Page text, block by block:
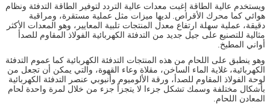
ويستخدم عالية الطاقة إغبت معدات عالية التردد لتوفير الطاقة التدفئة ونظام
هوائي كما محرك الأقراص. لديها ميزات مثل عملية مستقرة، ومراقبة
دقيقة، عملية سهلة ارتفاع معدل المنتجات تلبية المعايير، وهو المعدات الأكثر
مثالية للتصنيع على جيل جديد من التدفئة الكهربائية الفولاذ المقاوم للصدأ
أواني المطبخ.
وهو ينطبق على اللحام من هذه المنتجات التدفئة الكهربائية كما عموم التدفئة
الكهربائية، غلاية الماء الساخن، مقلاة وعاء القهوة، والتي يمكن أن تجعل من
لوحة الفولاذ المقاوم للصدأ، ورقة الألوميوم وأنبوبي عنصر التدفئة الكهربائية
بأشكال مختلفة وسمك تشكل جزءا لا يتجزأ جزء من خلال لمرة واحدة لحام
المعادن اللحام.